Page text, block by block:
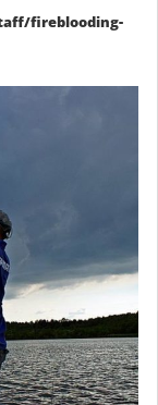
fireblooding-